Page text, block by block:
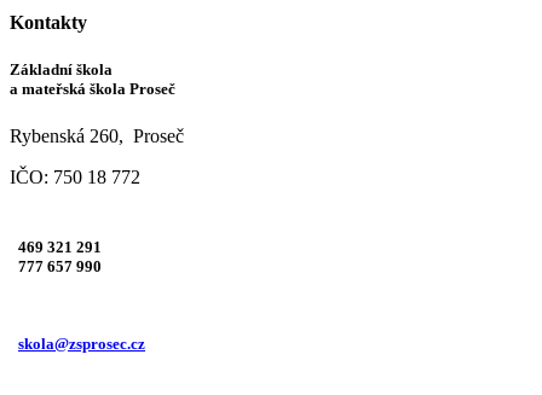
Kontakty
Základní škola
a mateřská škola Proseč
Rybenská 260, Proseč
IČO: 750 18 772
469 321 291
777 657 990
skola@zsprosec.cz